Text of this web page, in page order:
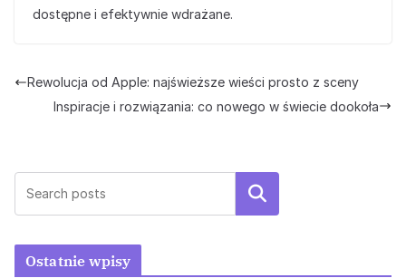
dostępne i efektywnie wdrażane.
Rewolucja od Apple: najświeższe wieści prosto z sceny
Inspiracje i rozwiązania: co nowego w świecie dookoła
Szukaj
Ostatnie wpisy